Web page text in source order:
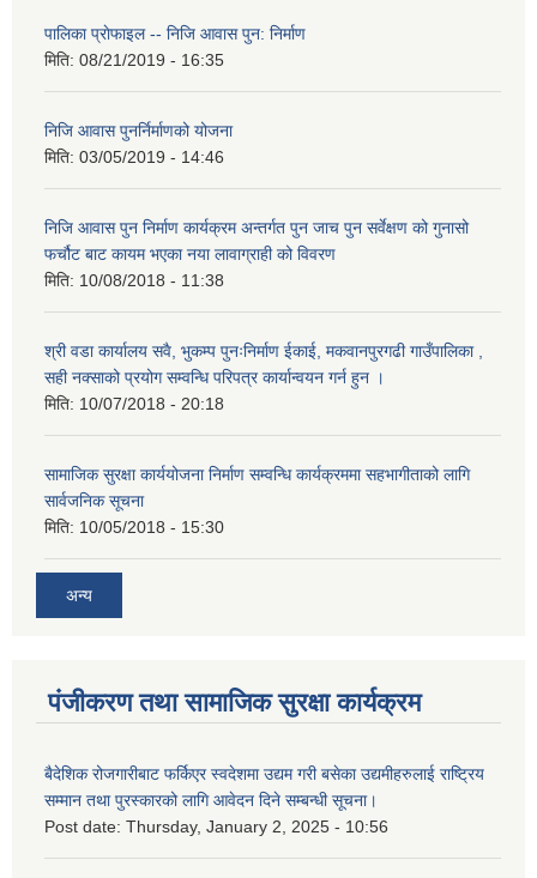
पालिका प्राेफाइल -- निजि आवास पुन: निर्माण
मिति: 08/21/2019 - 16:35
निजि आवास पुनर्निर्माणको योजना
मिति: 03/05/2019 - 14:46
निजि आवास पुन निर्माण कार्यक्रम अन्तर्गत पुन जाच पुन सर्वेक्षण को गुनासो
फर्चौट बाट कायम भएका नया लावाग्राही को विवरण
मिति: 10/08/2018 - 11:38
श्री वडा कार्यालय सवै, भुकम्प पुनःनिर्माण ईकाई, मकवानपुरगढी गाउँपालिका ,
सही नक्साको प्रयोग सम्वन्धि परिपत्र कार्यान्वयन गर्न हुन ।
मिति: 10/07/2018 - 20:18
सामाजिक सुरक्षा कार्ययोजना निर्माण सम्वन्धि कार्यक्रममा सहभागीताको लागि
सार्वजनिक सूचना
मिति: 10/05/2018 - 15:30
अन्य
पंजीकरण तथा सामाजिक सुरक्षा कार्यक्रम
बैदेशिक रोजगारीबाट फर्किएर स्वदेशमा उद्यम गरी बसेका उद्यमीहरुलाई राष्‍ट्रिय
सम्मान तथा पुरस्कारको लागि आवेदन दिने सम्बन्धी सूचना।
Post date: Thursday, January 2, 2025 - 10:56